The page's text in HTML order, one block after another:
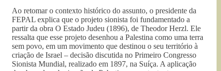
Ao retomar o contexto histórico do assunto, o presidente da
FEPAL explica que o projeto sionista foi fundamentado a
partir da obra O Estado Judeu (1896), de Theodor Herzl. Ele
ressalta que esse projeto desenhou a Palestina como uma terra
sem povo, em um movimento que destinou o seu território à
criação de Israel – decisão discutida no Primeiro Congresso
Sionista Mundial, realizado em 1897, na Suíça. A aplicação